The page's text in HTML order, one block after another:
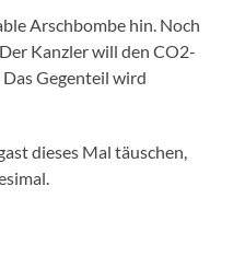
Arschbombe hin. Noch
Kanzler will den CO2-
Gegenteil wird
dieses Mal täuschen,